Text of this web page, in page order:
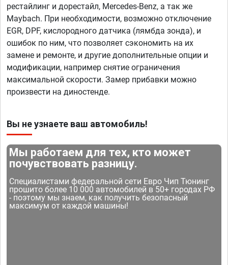
рестайлинг и дорестайл, Mercedes-Benz, а так же
Maybach. При необходимости, возможно отключение
EGR, DPF, кислородного датчика (лямбда зонда), и
ошибок по ним, что позволяет сэкономить на их
замене и ремонте, и другие дополнительные опции и
модификации, например снятие ограничения
максимальной скорости. Замер прибавки можно
произвести на диностенде.
Вы не узнаете ваш автомобиль!
Мы работаем для тех, кто может
почувствовать разницу.
Специалистами федеральной сети Евро Чип Тюнинг
прошито более 10 000 автомобилей в 50+ городах РФ
- поэтому мы знаем, как получить безопасный
максимум от каждой машины!